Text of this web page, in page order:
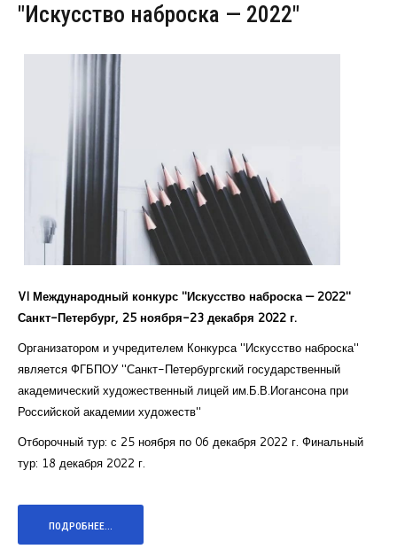
"Искусство наброска — 2022"
VI Международный конкурс "Искусство наброска — 2022"
Санкт-Петербург, 25 ноября-23 декабря 2022 г.
Организатором и учредителем Конкурса "Искусство наброска"
является ФГБПОУ "Санкт-Петербургский государственный
академический художественный лицей им.Б.В.Иогансона при
Российской академии художеств"
Отборочный тур: с 25 ноября по 06 декабря 2022 г. Финальный
тур: 18 декабря 2022 г.
ПОДРОБНЕЕ...